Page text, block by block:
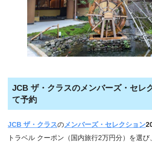
JCB ザ・クラスのメンバーズ・セレ
て予約
JCB ザ・クラスのメンバーズ・セレクション
トラベル クーポン（国内旅行2万円分）を選び